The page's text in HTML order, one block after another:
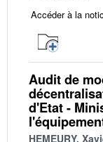
Accéder à la
Audit de
d'Etat -
HEMEURY,